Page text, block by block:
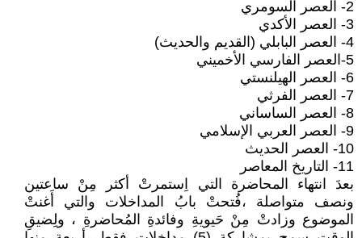
2- العصر السومري
3- العصر الأكدي
4- العصر البابلي (القديم والحديث)
5-العصر الفارسي الأخميني
6- العصر الهيلنستي
7- العصر الفرثي
8- العصر الساساني
9- العصر العربي الإسلامي
10- العصر الحديث
11- التاريخ المعاصر
بعدَ انتهاء المحاضرة التي اِستمرتْ أكثر مِنْ ساعتين
ونصف متواصلة ،فُتحتْ بابُ المداخلات والتي أَغنتْ
الموضوع وزادتْ مِنْ حَيويةِ وفائدةِ المُحاضرةِ ، ولِضيقِ